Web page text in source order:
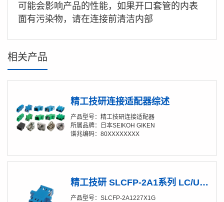
可能会影响产品的性能，如果开口套管的内表
面有污染物，请在连接前清洁内部
相关产品
精工技研连接适配器综述
产品型号：精工技研连接适配器
所属品牌：日本SEIKOH GIKEN
谱兆编码：80XXXXXXXX
精工技研 SLCFP-2A1系列 LC/UPC双联适配器（带金属挡片）
产品型号：SLCFP-2A1227X1G